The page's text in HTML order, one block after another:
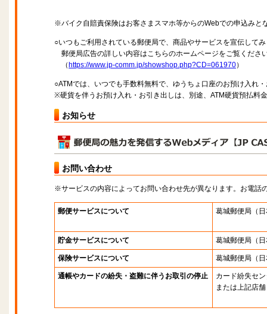
※バイク自賠責保険はお客さまスマホ等からのWebでの申込みと
○いつもご利用されている郵便局で、商品やサービスを宣伝して
郵便局広告の詳しい内容はこちらのホームページをご覧くださ
（ https://www.jp-comm.jp/showshop.php?CD=061970）
○ATMでは、いつでも手数料無料で、ゆうちょ口座のお預け入れ
※硬貨を伴うお預け入れ・お引き出しは、別途、ATM硬貨預払料
お知らせ
お問い合わせ
※サービスの内容によってお問い合わせ先が異なります。お電話
郵便サービスについて 葛城郵便局 （
貯金サービスについて 葛城郵便局 （
保険サービスについて 葛城郵便局 （
通帳やカードの紛失・盗難に伴うお取引の停止
カード紛失セ
または上記店舗